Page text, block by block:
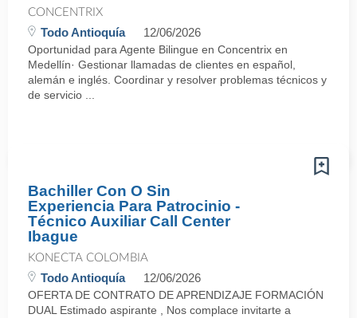
CONCENTRIX
Todo Antioquía 12/06/2026
Oportunidad para Agente Bilingue en Concentrix en
Medellín· Gestionar llamadas de clientes en español,
alemán e inglés. Coordinar y resolver problemas técnicos y
de servicio ...
Bachiller Con O Sin
Experiencia Para Patrocinio -
Técnico Auxiliar Call Center
Ibague
KONECTA COLOMBIA
Todo Antioquía 12/06/2026
OFERTA DE CONTRATO DE APRENDIZAJE FORMACIÓN
DUAL Estimado aspirante , Nos complace invitarte a